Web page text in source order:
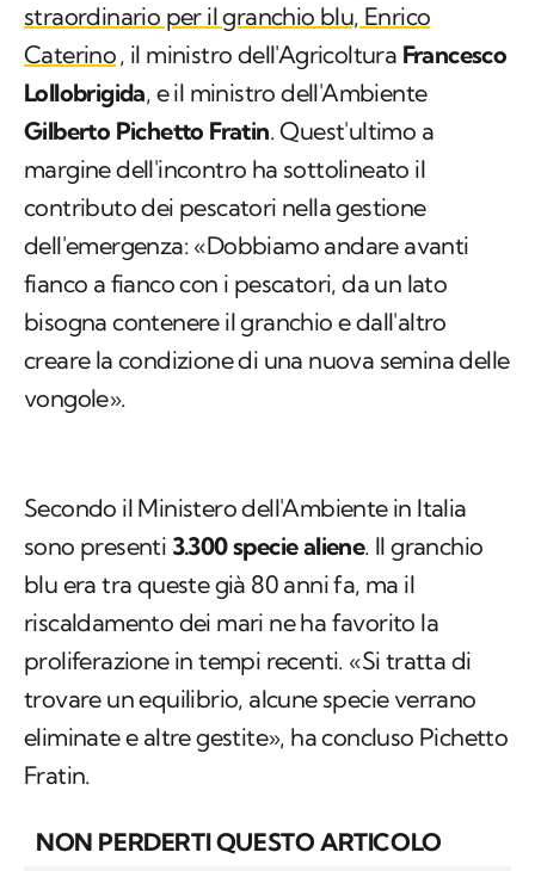
straordinario per il granchio blu, Enrico
Caterino, il ministro dell'Agricoltura Francesco
Lollobrigida, e il ministro dell'Ambiente
Gilberto Pichetto Fratin. Quest'ultimo a
margine dell'incontro ha sottolineato il
contributo dei pescatori nella gestione
dell'emergenza: «Dobbiamo andare avanti
fianco a fianco con i pescatori, da un lato
bisogna contenere il granchio e dall'altro
creare la condizione di una nuova semina delle
vongole».
Secondo il Ministero dell'Ambiente in Italia
sono presenti 3.300 specie aliene. Il granchio
blu era tra queste già 80 anni fa, ma il
riscaldamento dei mari ne ha favorito la
proliferazione in tempi recenti. «Si tratta di
trovare un equilibrio, alcune specie verrano
eliminate e altre gestite», ha concluso Pichetto
Fratin.
NON PERDERTI QUESTO ARTICOLO